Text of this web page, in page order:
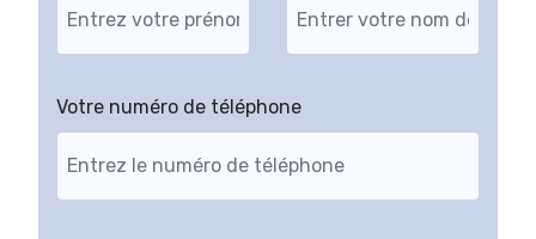
Votre numéro de téléphone